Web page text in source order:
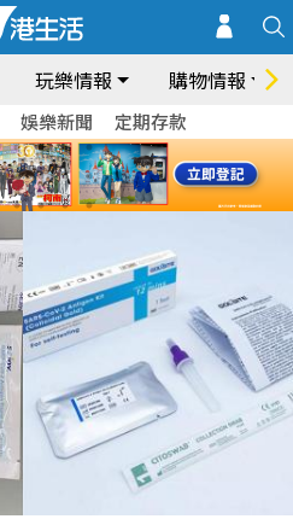
玩樂情報 購物情報
娛樂新聞 定期存款